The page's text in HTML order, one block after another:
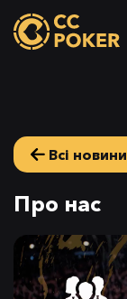
Всі новини
Про нас